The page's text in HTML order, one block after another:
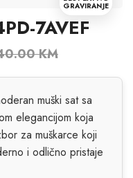
GRAVIRANJE
7AVEF
KM
muški sat sa
elegancijom koja
za muškarce koji
i odlično pristaje